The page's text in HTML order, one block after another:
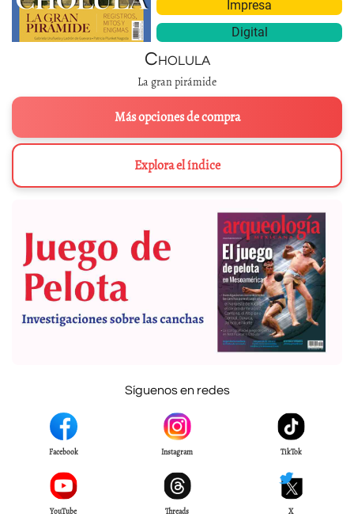
Impresa
Digital
Cholula
La gran pirámide
Más opciones de compra
Explora el índice
Síguenos en redes
Facebook Instagram TikTok
YouTube Threads X